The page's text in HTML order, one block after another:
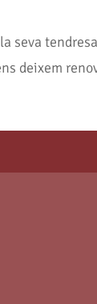
seva
deixem